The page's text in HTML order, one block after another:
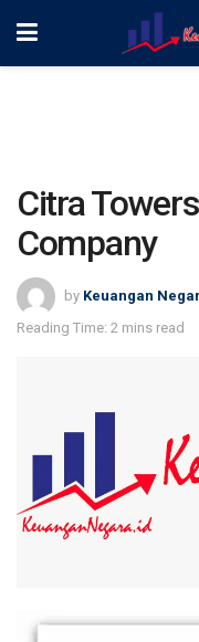
Citra
Company
by Keuangan
Reading Time: 2 mins read